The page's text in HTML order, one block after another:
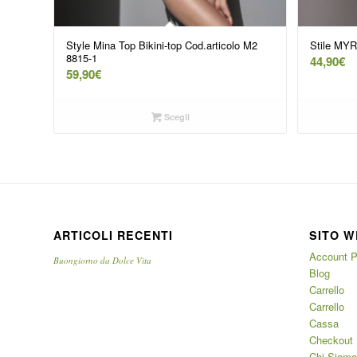
Style Mina Top Bikini-top Cod.articolo M2
8815-1
59,90€
Scegli
Stile
44,90€
ARTICOLI RECENTI
Buongiorno da Dolce Vita
SITO
Account
Blog
Carrello
Carrello
Cassa
Checkout